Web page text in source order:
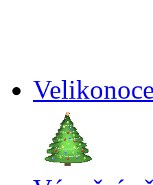
Velikonoce